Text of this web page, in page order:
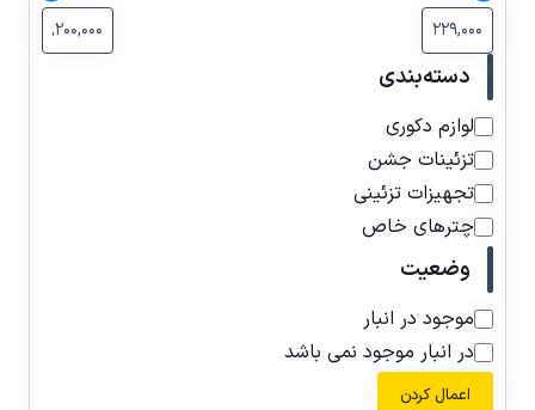
دسته‌بندی
لوازم دکوری
تزئینات جشن
تجهیزات تزئینی
چترهای خاص
وضعیت
موجود در انبار
در انبار موجود نمی باشد
اعمال کردن